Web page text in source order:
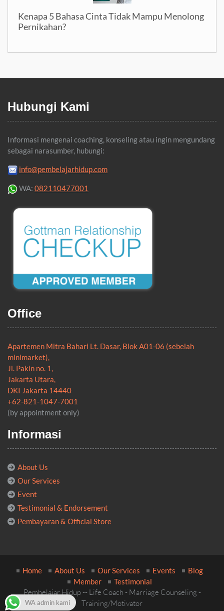
Kenapa 5 Bahasa Cinta Tidak Mampu Menolong
Pernikahan?
Hubungi Kami
Informasi mengenai coaching, konseling atau ingin mengundang
sebagai narasumber, hubungi:
info@pembelajarhidup.com
WA: 082110477001
Office
Apartemen Mitra Bahari Lt. Dasar, Blok A01-06 (sebelah
minimarket),
Jl. Pakin no. 1,
Jakarta Utara,
DKI Jakarta 14440
+62-821-1047-7001
(by appointment only)
Informasi
About Us
Our Services
Event
Testimonial & Endorsement
Pembayaran & Official Store
Home About Us Our Services Events
Blog
Member
Testimonial
Pembelajar Hidup -- Life Coach - Marriage Counseling -
Training/Motivator
WA admin kami